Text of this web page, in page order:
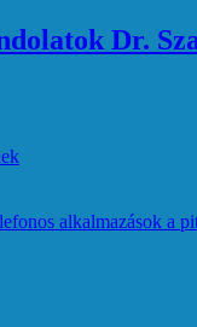
Dr.
alkalmazások a